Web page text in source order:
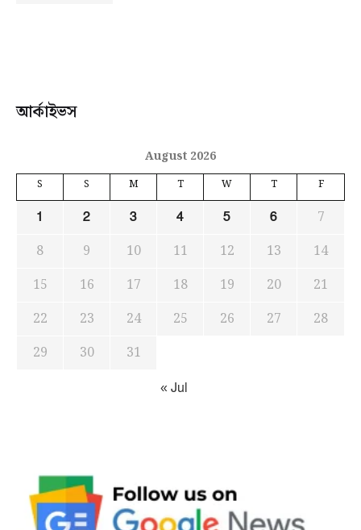
আর্কাইভস
August 2026
S S M T W T F
1 2 3 4 5 6
7
8
9 10 11 12 13
14
15
16 17 18 19 20
21
22
23 24 25 26 27
28
29
30 31
« Jul